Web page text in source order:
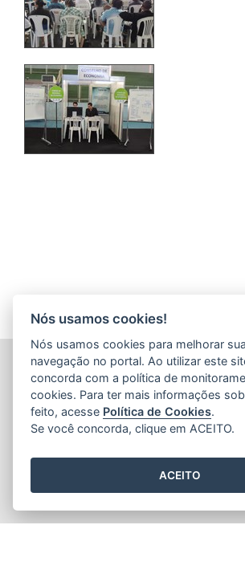
INSTITUTO ESTADUAL DE PROTEÇÃO
CONSUMIDOR (PROCON-
Avenida Jerônimo Monteiro, nº
CEP: 29.010-003 - Vitória /
Tel.: 151
Nós usamos cookies!
Nós usamos cookies para melhorar
navegação no portal. Ao utilizar este
concorda com a política de
cookies. Para ter mais informações
feito, acesse Política de Cookies.
Se você concorda, clique em ACEITO.
ACEITO